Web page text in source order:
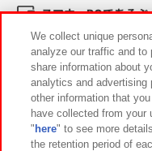
スマホ・PCであそぶ
イベント・キャンペー
関連会社 サス
We collect unique
analyze our traffic and to
share information about
analytics and advertising
other information that
have collected from
" here" to see more
the retention period of